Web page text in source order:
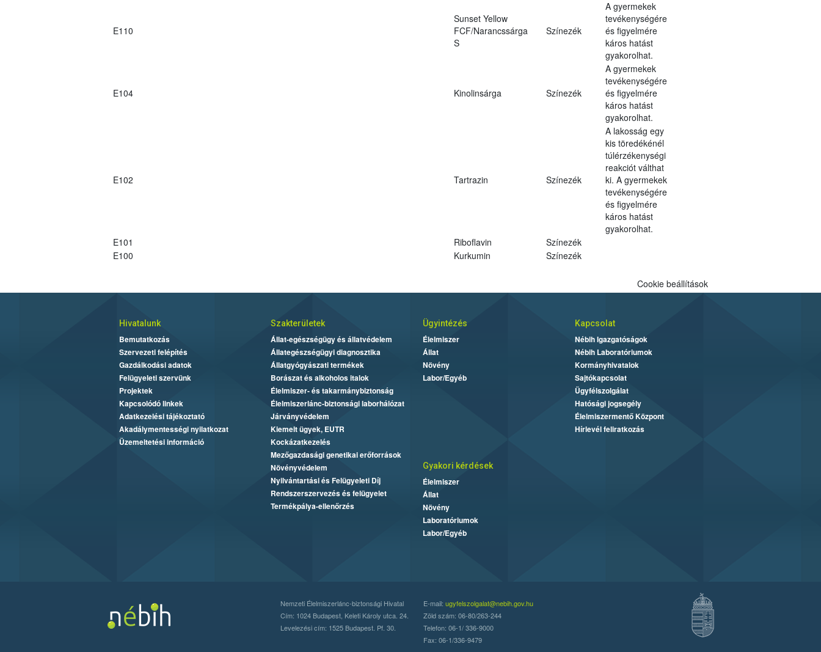
E110
Sunset Yellow
FCF/Narancssárga
S
Színezék
A gyermekek
tevékenységére
és figyelmére
káros hatást
gyakorolhat.
E104 Kinolinsárga Színezék
A gyermekek
tevékenységére
és figyelmére
káros hatást
gyakorolhat.
E102 Tartrazin Színezék
A lakosság egy
kis töredékénél
túlérzékenységi
reakciót válthat
ki. A gyermekek
tevékenységére
és figyelmére
káros hatást
gyakorolhat.
E101
Riboflavin
Színezék
E100
Kurkumin Színezék
Cookie beállítások
Hivatalunk
Bemutatkozás
Szervezeti felépítés
Gazdálkodási adatok
Felügyeleti szervünk
Projektek
Kapcsolódó linkek
Adatkezelési tájékoztató
Akadálymentességi nyilatkozat
Üzemeltetési információ
Szakterületek
Állat-egészségügy és állatvédelem
Állategészségügyi diagnosztika
Állatgyógyászati termékek
Borászat és alkoholos italok
Élelmiszer- és takarmánybiztonság
Élelmiszerlánc-biztonsági laborhálózat
Járványvédelem
Kiemelt ügyek, EUTR
Kockázatkezelés
Mezőgazdasági genetikai erőforrások
Növényvédelem
Nyilvántartási és Felügyeleti Díj
Rendszerszervezés és felügyelet
Termékpálya-ellenőrzés
Ügyintézés
Élelmiszer
Állat
Növény
Labor/Egyéb
Kapcsolat
Nébih Igazgatóságok
Nébih Laboratóriumok
Kormányhivatalok
Sajtókapcsolat
Ügyfélszolgálat
Hatósági jogsegély
Élelmiszermentő Központ
Hírlevél feliratkozás
Gyakori kérdések
Élelmiszer
Állat
Növény
Laboratóriumok
Labor/Egyéb
Nemzeti Élelmiszerlánc-biztonsági Hivatal
Cím: 1024 Budapest, Keleti Károly utca. 24.
Levelezési cím: 1525 Budapest. Pf. 30.
E-mail:ugyfelszolgalat@nebih.gov.hu
Zöld szám: 06-80/263-244
Telefon: 06-1/ 336-9000
Fax: 06-1/336-9479